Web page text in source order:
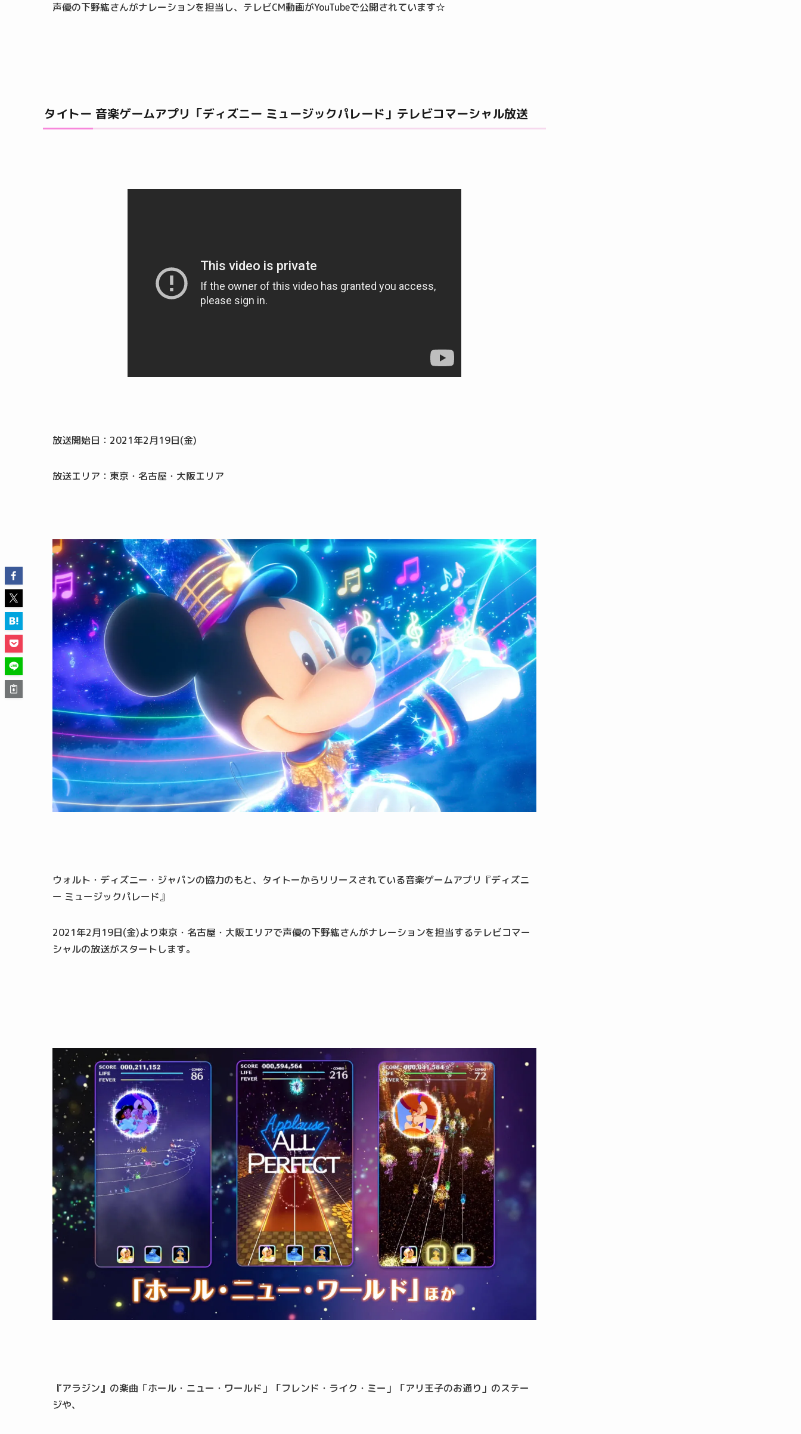
声優の下野紘さんがナレーションを担当し、テレビCM動画がYouTubeで公開されています☆
タイトー 音楽ゲームアプリ「ディズニー ミュージックパレード」テレビコマーシャル放送
放送開始日：2021年2月19日(金)
放送エリア：東京・名古屋・大阪エリア
ウォルト・ディズニー・ジャパンの協力のもと、タイトーからリリースされている音楽ゲームアプリ『ディズニ
ー ミュージックパレード』
2021年2月19日(金)より東京・名古屋・大阪エリアで声優の下野紘さんがナレーションを担当するテレビコマー
シャルの放送がスタートします。
『アラジン』の楽曲「ホール・ニュー・ワールド」「フレンド・ライク・ミー」「アリ王子のお通り」のステー
ジや、